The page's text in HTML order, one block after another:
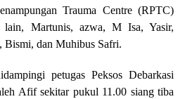
Trauma Centre (RPTC)
lain, Martunis, azwa, M Isa, Yasir,
Bismi, dan Muhibus Safri.
petugas Peksos Debarkasi
Afif sekitar pukul 11.00 siang tiba